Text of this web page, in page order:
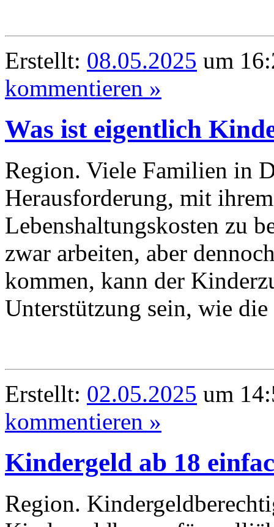
Erstellt: 08.05.2025 um
kommentieren »
Was ist eigentlich
Region. Viele Familien in
Herausforderung, mit
Lebenshaltungskosten zu
zwar arbeiten, aber
kommen, kann der
Unterstützung sein, wie
Erstellt: 02.05.2025 um
kommentieren »
Kindergeld ab 18
Region.